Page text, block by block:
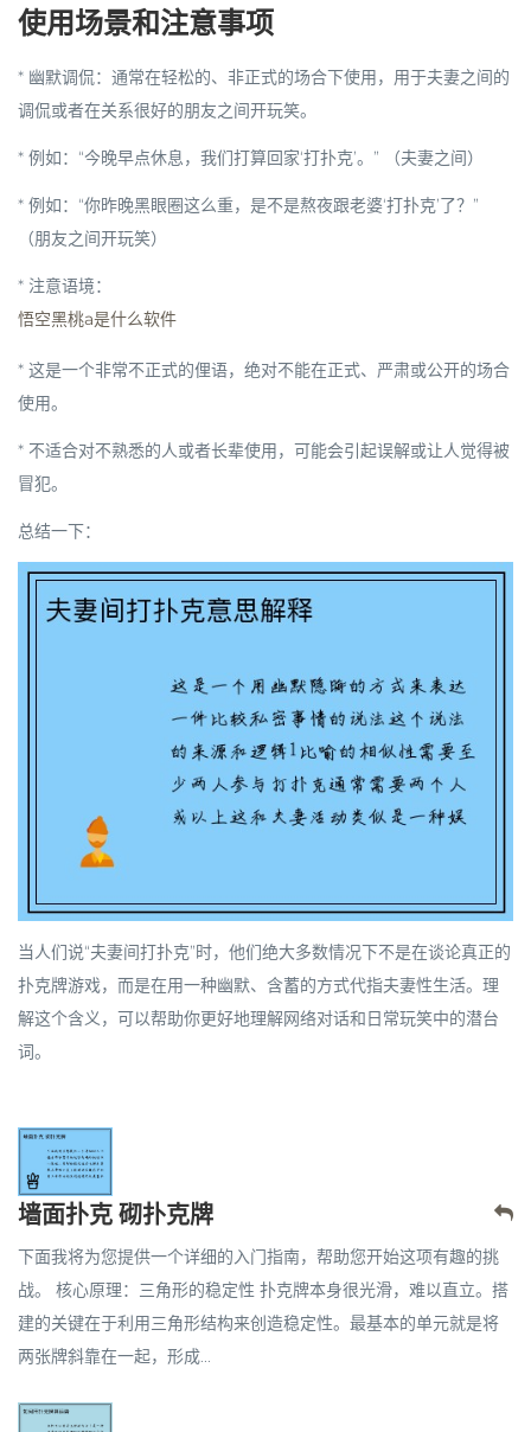
使用场景和注意事项
* 幽默调侃：通常在轻松的、非正式的场合下使用，用于夫妻之间的
调侃或者在关系很好的朋友之间开玩笑。
* 例如：“今晚早点休息，我们打算回家‘打扑克’。” （夫妻之间）
* 例如：“你昨晚黑眼圈这么重，是不是熬夜跟老婆‘打扑克’了？”
（朋友之间开玩笑）
* 注意语境：
悟空黑桃a是什么软件
* 这是一个非常不正式的俚语， 绝对不能在正式、严肃或公开的场合
使用。
* 不适合对不熟悉的人或者长辈使用，可能会引起误解或让人觉得被
冒犯。
总结一下：
当人们说“夫妻间打扑克”时，他们绝大多数情况下不是在谈论真正的
扑克牌游戏，而是在用一种幽默、含蓄的方式代指夫妻性生活。理
解这个含义，可以帮助你更好地理解网络对话和日常玩笑中的潜台
词。
墙面扑克 砌扑克牌
下面我将为您提供一个详细的入门指南，帮助您开始这项有趣的挑
战。 核心原理：三角形的稳定性 扑克牌本身很光滑，难以直立。搭
建的关键在于利用三角形结构来创造稳定性。最基本的单元就是将
两张牌斜靠在一起，形成...